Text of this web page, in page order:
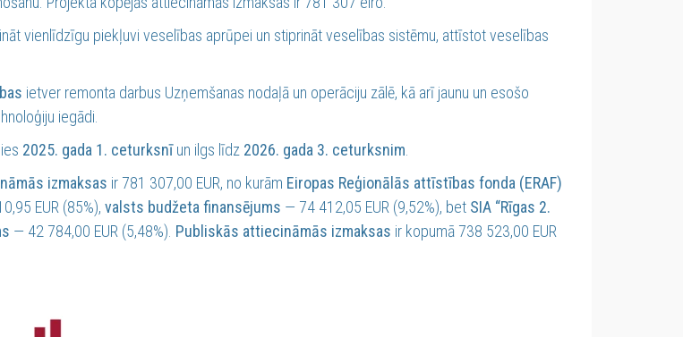
vienlīdzīgu piekļuvi veselības aprūpei un stiprināt veselības sistēmu, attīstot veselības
ietver remonta darbus Uzņemšanas nodaļā un operāciju zālē, kā arī jaunu un esošo
iegādi.
2025. gada 1. ceturksnīun ilgs līdz 2026. gada 3. ceturksnim.
izmaksas ir 781 307,00 EUR, no kurām Eiropas Reģionālās attīstības fonda (ERAF)
EUR (85%), valsts budžeta finansējums — 74 412,05 EUR (9,52%), bet SIA “Rīgas 2.
— 42 784,00 EUR (5,48%). Publiskās attiecināmās izmaksas ir kopumā 738 523,00 EUR